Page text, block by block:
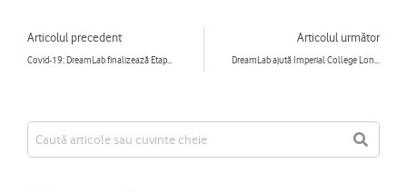
Articolul precedent
Covid-19: DreamLab finalizează Etapa 1 a proiectului Corona-AI
Articolul următor
DreamLab ajută Imperial College London să accelereze studiile pentru descoperirea unor medicamente și „superalimente” care ar putea lupta împotriva COVID-19